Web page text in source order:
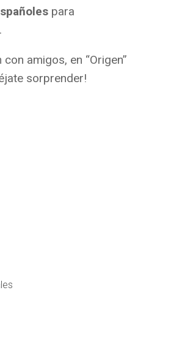
para
amigos, en “Origen”
sorprender!